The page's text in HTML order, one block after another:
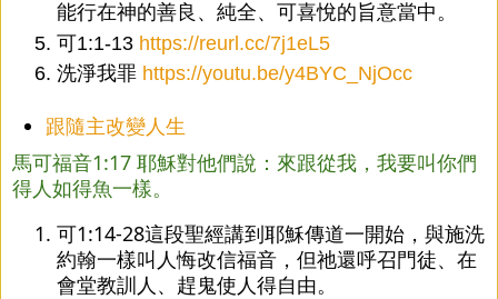
能行在神的善良、純全、可喜悅的旨意當中。
可1:1-13 https://reurl.cc/7j1eL5
洗淨我罪 https://youtu.be/y4BYC_NjOcc
跟隨主改變人生
馬可福音1:17 耶穌對他們說：來跟從我，我要叫你們
得人如得魚一樣。
可1:14-28這段聖經講到耶穌傳道一開始，與施洗
約翰一樣叫人悔改信福音，但祂還呼召門徒、在
會堂教訓人、趕鬼使人得自由。